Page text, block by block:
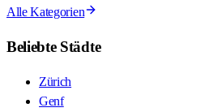
Alle Kategorien
Beliebte Städte
Zürich
Genf